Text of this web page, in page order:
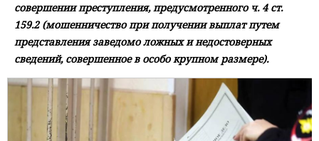
совершении преступления, предусмотренного ч. 4 ст.
159.2 (мошенничество при получении выплат путем
представления заведомо ложных и недостоверных
сведений, совершенное в особо крупном размере).